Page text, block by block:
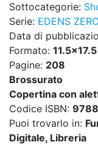
Sottocategorie:
Serie: EDENS
Data di
Formato:
Pagine: 208
Brossurato
Copertina con
Codice ISBN:
Puoi trovarlo in:
Digitale, Libreria